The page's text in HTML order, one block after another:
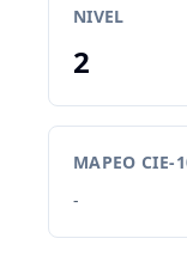
NIVEL
2
MAPEO CIE-
-